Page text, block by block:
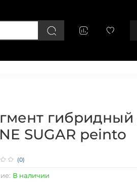
(0)
В наличии
гибридный
SUGAR peinto